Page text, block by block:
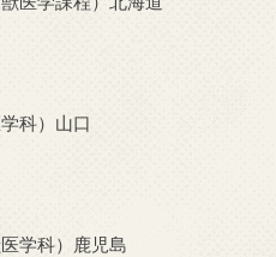
科）山口
学科）鹿児島